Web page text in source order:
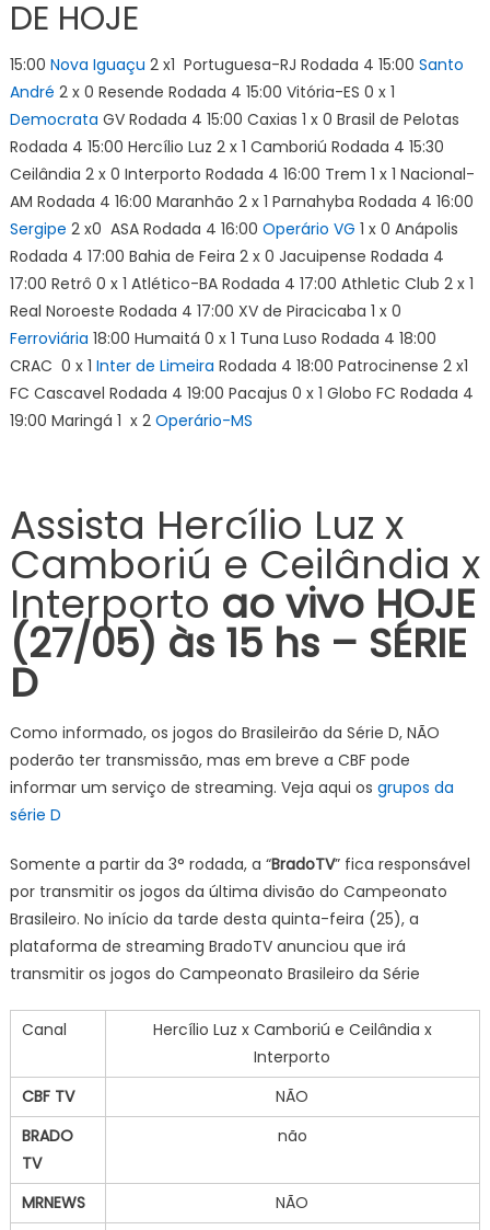
DE HOJE
15:00 Nova Iguaçu 2 x1 Portuguesa-RJ Rodada 4 15:00 Santo
André 2 x 0 Resende Rodada 4 15:00 Vitória-ES 0 x 1
Democrata GV Rodada 4 15:00 Caxias 1 x 0 Brasil de Pelotas
Rodada 4 15:00 Hercílio Luz 2 x 1 Camboriú Rodada 4 15:30
Ceilândia 2 x 0 Interporto Rodada 4 16:00 Trem 1 x 1 Nacional-
AM Rodada 4 16:00 Maranhão 2 x 1 Parnahyba Rodada 4 16:00
Sergipe 2 x0 ASA Rodada 4 16:00 Operário VG 1 x 0 Anápolis
Rodada 4 17:00 Bahia de Feira 2 x 0 Jacuipense Rodada 4
17:00 Retrô 0 x 1 Atlético-BA Rodada 4 17:00 Athletic Club 2 x 1
Real Noroeste Rodada 4 17:00 XV de Piracicaba 1 x 0
Ferroviária 18:00 Humaitá 0 x 1 Tuna Luso Rodada 4 18:00
CRAC 0 x 1 Inter de Limeira Rodada 4 18:00 Patrocinense 2 x1
FC Cascavel Rodada 4 19:00 Pacajus 0 x 1 Globo FC Rodada 4
19:00 Maringá 1 x 2 Operário-MS
Assista Hercílio Luz x
Camboriú e Ceilândia x
Interporto ao vivo HOJE
(27/05) às 15 hs – SÉRIE
D
Como informado, os jogos do Brasileirão da Série D, NÃO
poderão ter transmissão, mas em breve a CBF pode
informar um serviço de streaming. Veja aqui os grupos da
série D
Somente a partir da 3° rodada, a “BradoTV” fica responsável
por transmitir os jogos da última divisão do Campeonato
Brasileiro. No início da tarde desta quinta-feira (25), a
plataforma de streaming BradoTV anunciou que irá
transmitir os jogos do Campeonato Brasileiro da Série
Canal
Hercílio Luz x Camboriú e Ceilândia x
Interporto
CBF TV
NÃO
BRADO
TV
não
MRNEWS NÃO